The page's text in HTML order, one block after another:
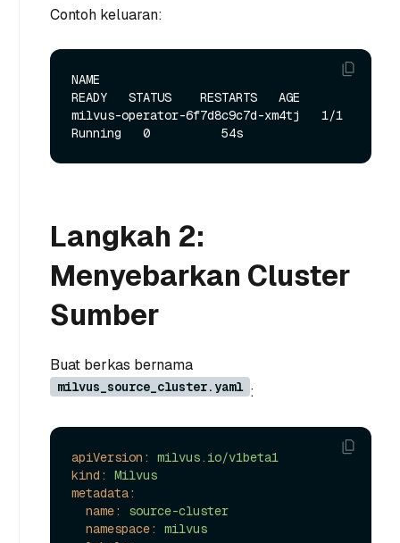
Contoh keluaran:
NAME
READY   STATUS    RESTARTS   AGE
milvus-operator-6f7d8c9c7d-xm4tj   1/1
Langkah 2:
Menyebarkan Cluster
Sumber
Buat berkas bernama
milvus_source_cluster.yaml :
apiVersion:
milvus.io/v1beta1
kind:
Milvus
metadata:
name:
source-cluster
namespace:
milvus